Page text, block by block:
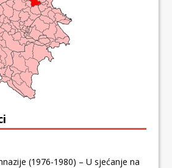
(1976-1980) – U sjećanje na